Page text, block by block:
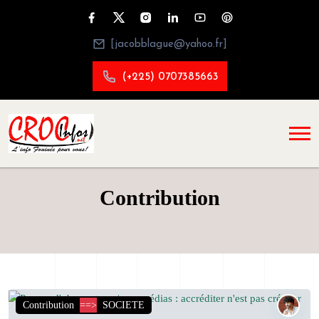
[jacobblague@yahoo.fr]
(+225) 0707385663
Contribution
Contribution ==> SOCIETE